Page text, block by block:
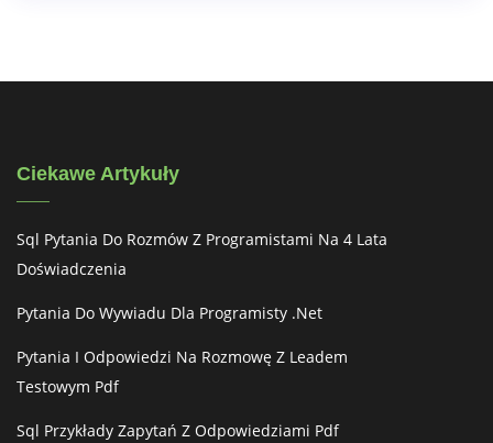
Ciekawe Artykuły
Sql Pytania Do Rozmów Z Programistami Na 4 Lata
Doświadczenia
Pytania Do Wywiadu Dla Programisty .net
Pytania I Odpowiedzi Na Rozmowę Z Leadem
Testowym Pdf
Sql Przykłady Zapytań Z Odpowiedziami Pdf